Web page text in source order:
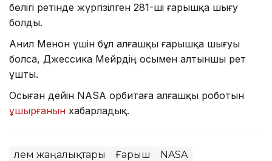
бөлігі ретінде жүргізілген 281-ші ғарышқа шығу
болды.
Анил Менон үшін бұл алғашқы ғарышқа шығуы
болса, Джессика Мейрдің осымен алтыншы рет
ұшты.
Осыған дейін NASA орбитаға алғашқы роботын
ұшырғанын хабарладық.
Әлем жаңалықтары Ғарыш NASA